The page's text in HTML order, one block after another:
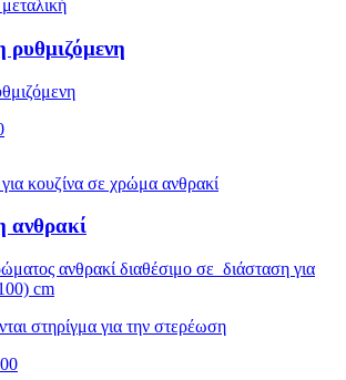
ανθρακί
ανθρακί διαθέσιμο σε διάσταση για
cm
στηρίγμα για την στερέωση